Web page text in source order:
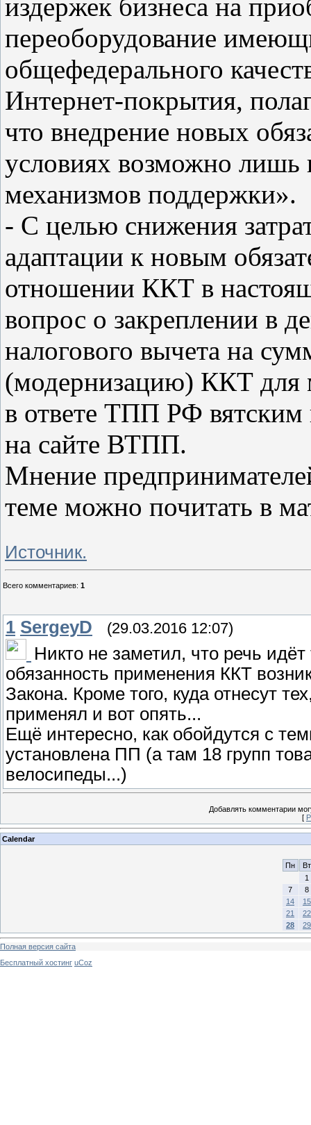
издержек бизнеса на
переоборудование
общефедерального
Интернет-покрытия,
что внедрение новых
условиях возможно лишь
механизмов поддержки».
- С целью снижения
адаптации к новым
отношении ККТ в
вопрос о закреплении в
налогового вычета на
(модернизацию) ККТ для
в ответе ТПП РФ вятским
на сайте ВТПП.
Мнение
теме можно почитать в
Источник.
Всего комментариев: 1
1 SergeyD (29.03.2016 12:07)
Никто не заметил, что речь идёт
обязанность применения ККТ
Закона. Кроме того, куда отнесут
применял и вот опять...
Ещё интересно, как обойдутся с
установлена ПП (а там 18 групп
велосипеды...)
Добавлять комментарии
[
Calendar
Пн
Вт
1
7
8
14
15
21
22
28
29
Полная версия сайта
Бесплатный хостинг uCoz